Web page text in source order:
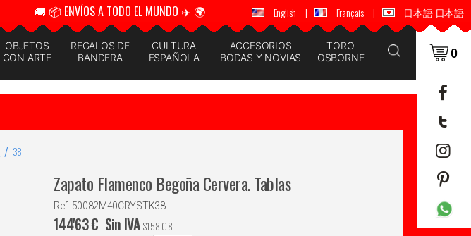
🚚 📦 ENVÍOS A TODO EL MUNDO ✈️ 🌍 🚚 📦 ENVÍOS A TODO EL MUNDO ✈️ 🌍
English | Français | 日本語 日本語
OBJETOS
CON ARTE
REGALOS DE
BANDERA
CULTURA
ESPAÑOLA
ACCESORIOS
BODAS Y NOVIAS
TORO
OSBORNE
0
38
Zapato Flamenco Begoña Cervera. Tablas
Ref: 50082M40CRYSTK38
144'63€ Sin IVA $158'08